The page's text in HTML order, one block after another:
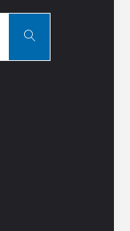
Search